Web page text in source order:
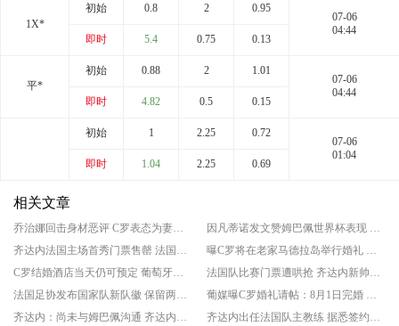
1X*
初始 0.8 2 0.95
07-06
04:44
即时 5.4 0.75 0.13
平*
初始 0.88 2 1.01
07-06
04:44
即时 4.82 0.5 0.15
初始 1 2.25 0.72
07-06
01:04
即时 1.04 2.25 0.69
相关文章
乔治娜回击身材恶评 C罗表态为妻撑腰
因凡蒂诺发文赞姆巴佩世界杯表现 法媒却直接戳破真实意图
齐达内法国主场首秀门票售罄 法国将对阵意大利
曝C罗将在老家马德拉岛举行婚礼 婚期为当地时间8月8日
C罗结婚酒店当天仍可预定 葡萄牙巨星将举行婚礼
法国队比赛门票遭哄抢 齐达内新帅效应显现
法国足协发布国家队新队徽 保留两颗星
葡媒曝C罗婚礼请帖：8月1日完婚 婚礼在葡萄牙
齐达内：尚未与姆巴佩沟通 齐达内正式执教法国队
齐达内出任法国队主教练 据悉签约至2030年6月